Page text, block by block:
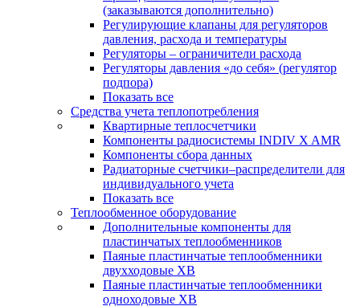
(заказываются дополнительно)
Регулирующие клапаны для регуляторов
давления, расхода и температуры
Регуляторы – ограничители расхода
Регуляторы давления «до себя» (регулятор
подпора)
Показать все
Средства учета теплопотребления
Квартирные теплосчетчики
Компоненты радиосистемы INDIV X AMR
Компоненты сбора данных
Радиаторные счетчики–распределители для
индивидуального учета
Показать все
Теплообменное оборудование
Дополнительные компоненты для
пластинчатых теплообменников
Паяные пластинчатые теплообменники
двухходовые XB
Паяные пластинчатые теплообменники
одноходовые ХВ